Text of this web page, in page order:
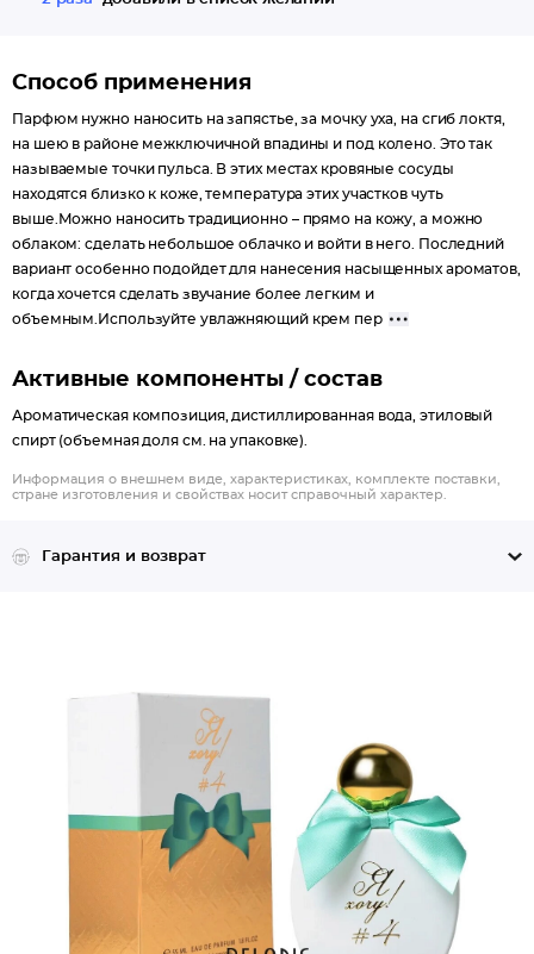
повседневного использования, а также для особых случаев,
Эта парфюмерная вода станет великолепным подарком для
себя или близкого человека, подчеркивая тонкий вкус и
высокие требования к качеству. Она воплощает в себе
утонченность и роскошь, предлагая незабываемый опыт и
оставляя долгое послевкусие в памяти. Специально
разработанная формула с феромонами делает этот аромат
особенным, привнося в вашу жизнь немного магии и таинства.
Способ применения
Парфюм нужно наносить на запястье, за мочку уха, на сгиб локтя,
на шею в районе межключичной впадины и под колено. Это так
называемые точки пульса. В этих местах кровяные сосуды
находятся близко к коже, температура этих участков чуть
выше.Можно наносить традиционно – прямо на кожу, а можно
облаком: сделать небольшое облачко и войти в него. Последний
вариант особенно подойдет для нанесения насыщенных ароматов,
когда хочется сделать звучание более легким и
объемным.Используйте увлажняющий крем пер
Активные компоненты / состав
Ароматическая композиция, дистиллированная вода, этиловый
спирт (объемная доля см. на упаковке).
Информация о внешнем виде, характеристиках, комплекте поставки,
стране изготовления и свойствах носит справочный характер.
Гарантия и возврат